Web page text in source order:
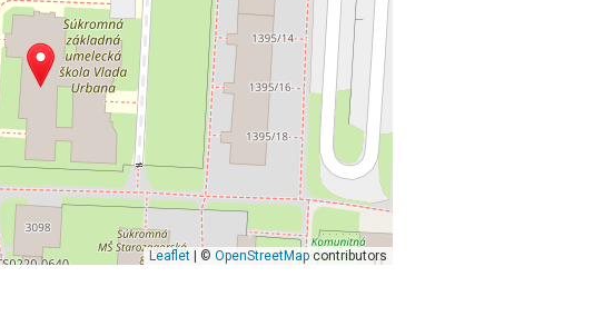
Leaflet| © OpenStreetMapcontributors